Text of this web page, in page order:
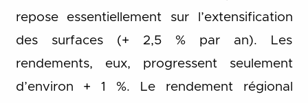
repose essentiellement sur l’extensification
des surfaces (+ 2,5 % par an). Les
rendements, eux, progressent seulement
d’environ + 1 %. Le rendement régional